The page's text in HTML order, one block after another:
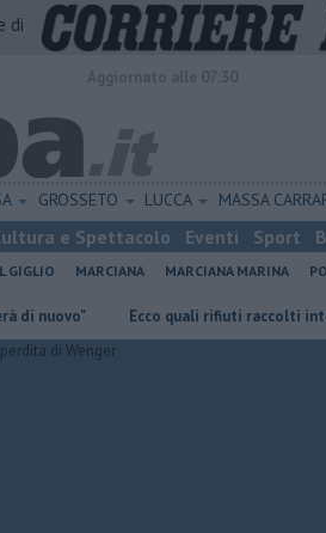
di
GROSSETO LUCCA MASSA
e Spettacolo Eventi Sport
GIGLIO MARCIANA MARCIANA MARINA
Ecco quali rifiuti raccolti intorno a